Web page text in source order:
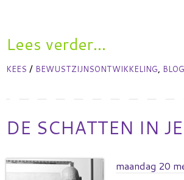
Lees verder...
KEES / BEWUSTZIJNSONTWIKKELING, BLOG
DE SCHATTEN IN
maandag 20